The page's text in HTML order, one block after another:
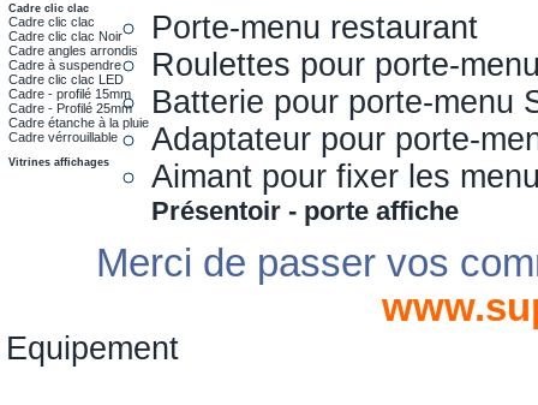
Cadre clic clac
Cadre clic clac
Cadre clic clac Noir
Cadre angles arrondis
Cadre à suspendre
Cadre clic clac LED
Cadre - profilé 15mm
Cadre - Profilé 25mm
Cadre étanche à la pluie
Cadre vérrouillable
Vitrines affichages
Porte-menu restaurant
Roulettes pour porte-
Batterie pour porte-menu
Adaptateur pour porte-
Aimant pour fixer les
Présentoir - porte affiche
Merci de passer vos
Equipement